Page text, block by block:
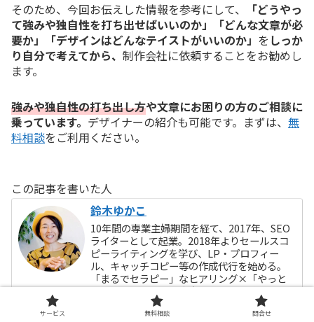
そのため、今回お伝えした情報を参考にして、
「どうやっ
て強みや独自性を打ち出せばいいのか」「どんな文章が必
要か」「デザインはどんなテイストがいいのか」 を しっか
り自分で考えてから、 制作会社に依頼することをお勧めし
ます。
強みや独自性の打ち出し方や文章にお困りの方のご相談に
乗っています。 デザイナーの紹介も可能です。まずは、 無
料相談をご利用ください。
この記事を書いた人
鈴木ゆかこ
10年間の専業主婦期間を経て、2017年、SEO
ライターとして起業。2018年よりセールスコ
ピーライティングを学び、LP・プロフィー
ル、キャッチコピー等の作成代行を始める。
「まるでセラピー」なヒアリング×「やっと
理解してくれる人に出会えた！」と感動され
る言語化で、主に女性の個人事業主や法人様
等のスモールビジネスの売上に貢献。
サービス 無料相談 問合せ